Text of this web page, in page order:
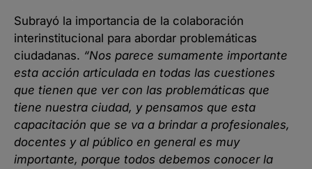
Subrayó la importancia de la colaboración
interinstitucional para abordar problemáticas
ciudadanas. “Nos parece sumamente importante
esta acción articulada en todas las cuestiones
que tienen que ver con las problemáticas que
tiene nuestra ciudad, y pensamos que esta
capacitación que se va a brindar a profesionales,
docentes y al público en general es muy
importante, porque todos debemos conocer la